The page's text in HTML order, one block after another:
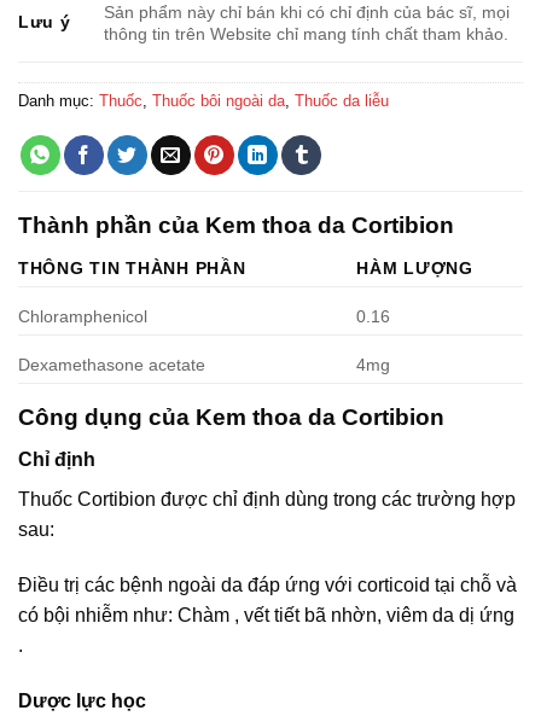
Lưu ý
Sản phẩm này chỉ bán khi có chỉ định của bác sĩ, mọi
thông tin trên Website chỉ mang tính chất tham khảo.
Danh mục: Thuốc Thuốc bôi ngoài da Thuốc da liễu
Thành phần của Kem thoa da Cortibion
THÔNG TIN THÀNH PHẦN HÀM LƯỢNG
Chloramphenicol 0.16
Dexamethasone acetate 4mg
Công dụng của Kem thoa da Cortibion
Chỉ định
Thuốc Cortibion được chỉ định dùng trong các trường hợp
sau:
Ðiều trị các bệnh ngoài da đáp ứng với corticoid tại chỗ và
có bội nhiễm như: Chàm , vết tiết bã nhờn, viêm da dị ứng
.
Dược lực học